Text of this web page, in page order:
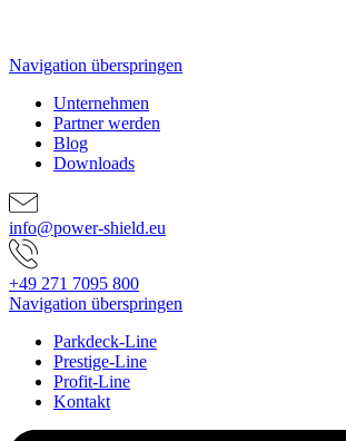
Navigation überspringen
Unternehmen
Partner werden
Blog
Downloads
info@power-shield.eu
+49 271 7095 800
Navigation überspringen
Parkdeck-Line
Prestige-Line
Profit-Line
Kontakt